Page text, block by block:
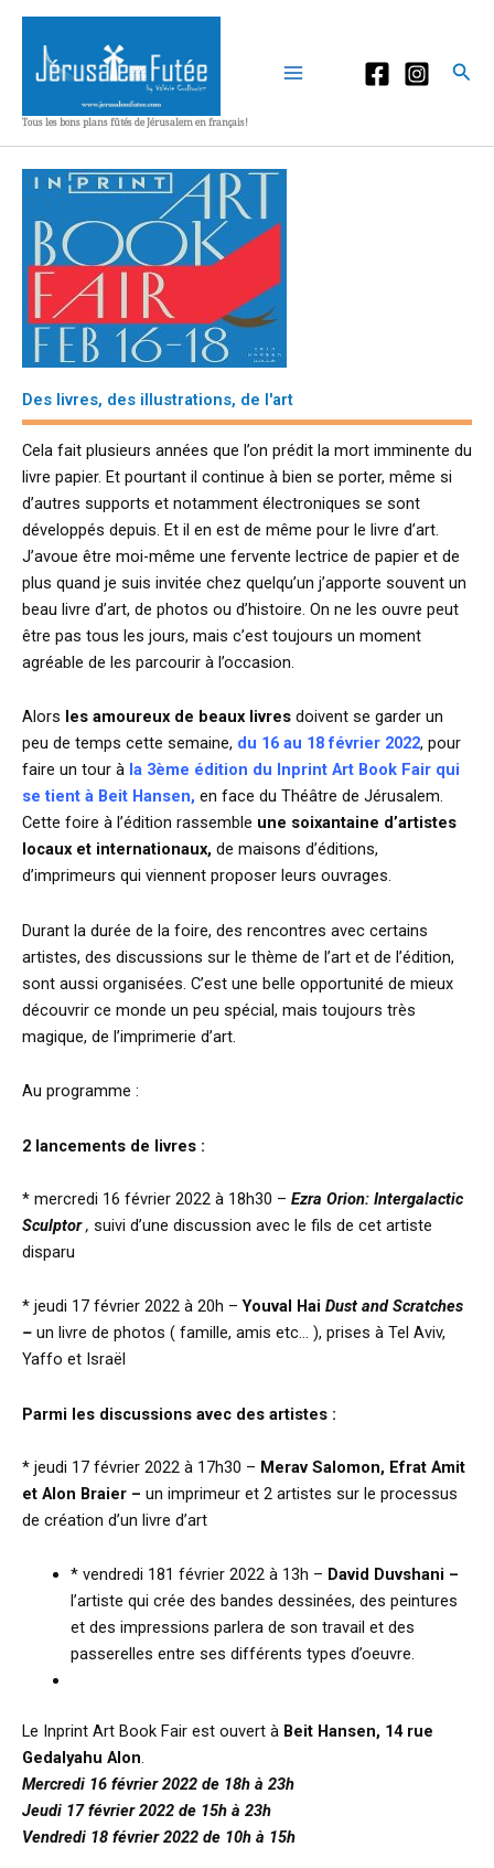
Aller
contenu
Tous les bons plans fûtés de Jérusalem en français!
Des livres, des illustrations, de l'art
Cela fait plusieurs années que l’on prédit la mort imminente du
livre papier. Et pourtant il continue à bien se porter, même si
d’autres supports et notamment électroniques se sont
développés depuis. Et il en est de même pour le livre d’art.
J’avoue être moi-même une fervente lectrice de papier et de
plus quand je suis invitée chez quelqu’un j’apporte souvent un
beau livre d’art, de photos ou d’histoire. On ne les ouvre peut
être pas tous les jours, mais c’est toujours un moment
agréable de les parcourir à l’occasion.
Alors les amoureux de beaux livres doivent se garder un
peu de temps cette semaine, du 16 au 18 février 2022, pour
faire un tour à la 3ème édition du Inprint Art Book Fair qui
se tient à Beit Hansen, en face du Théâtre de Jérusalem.
Cette foire à l’édition rassemble une soixantaine d’artistes
locaux et internationaux, de maisons d’éditions,
d’imprimeurs qui viennent proposer leurs ouvrages.
Durant la durée de la foire, des rencontres avec certains
artistes, des discussions sur le thème de l’art et de l’édition,
sont aussi organisées. C’est une belle opportunité de mieux
découvrir ce monde un peu spécial, mais toujours très
magique, de l’imprimerie d’art.
Au programme :
2 lancements de livres :
* mercredi 16 février 2022 à 18h30 – Ezra Orion: Intergalactic
Sculptor, suivi d’une discussion avec le fils de cet artiste
disparu
* jeudi 17 février 2022 à 20h –Youval Hai Dust and Scratches
– un livre de photos ( famille, amis etc… ), prises à Tel Aviv,
Yaffo et Israël
Parmi les discussions avec des artistes :
* jeudi 17 février 2022 à 17h30 – Merav Salomon, Efrat Amit
et Alon Braier – un imprimeur et 2 artistes sur le processus
de création d’un livre d’art
* vendredi 181 février 2022 à 13h – David Duvshani –
l’artiste qui crée des bandes dessinées, des peintures
et des impressions parlera de son travail et des
passerelles entre ses différents types d’oeuvre.
Le Inprint Art Book Fair est ouvert à Beit Hansen, 14 rue
Gedalyahu Alon.
Mercredi 16 février 2022 de 18h à 23h
Jeudi 17 février 2022 de 15h à 23h
Vendredi 18 février 2022 de 10h à 15h